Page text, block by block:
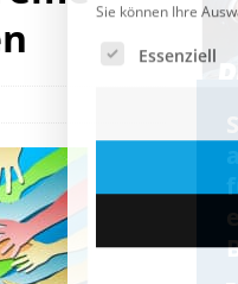
Afghanen
für ein
die CDU